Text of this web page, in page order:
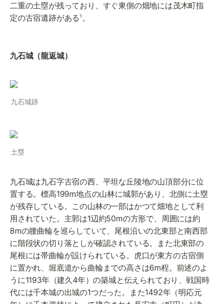
二重の土塁が残っており、すぐ東側の畑地には茂木町指
定の古宿遺跡がある¹。
九石城（龍返城）
九石城跡
土塁
九石城は九石字古宿の西、平坦な丘陵地の山頂部分に位
置する。標高199m地点の山林に城郭があり、北側に土塁
が残存している。この山林の一部はかつて畑地として利
用されていた。主郭は1辺約50mの方形で、周囲には約
8mの腰曲輪を巡らしていて、尾根沿いの北東部と南西部
に階段状の切り落としが確認されている。また北東部の
尾根には帯曲輪が設けられている。虎口が東方の古宿側
に置かれ、堀底道から曲輪までの高さは6m程。前述のよ
うに1193年（建久4年）の築城と伝えられており、戦国時
代には千本城の出城の1つだった。また1492年（明応元